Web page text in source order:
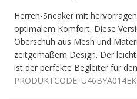
Herren-Sneaker mit
optimalem Komfort. Diese
Oberschuh aus Mesh und
zeitgemäßem Design. Der
ist der perfekte Begleiter für
PRODUKTCODE: